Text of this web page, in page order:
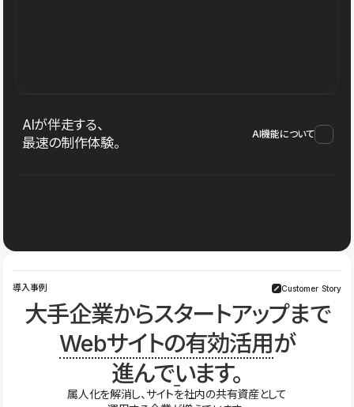
AIが伴走する、
最速の制作体験。
AI機能について
導入事例 Customer Story
大手企業からスタートアップまで
Webサイトの有効活用が
進んでいます。
属人化を解消し、サイトを社内の共有資産として